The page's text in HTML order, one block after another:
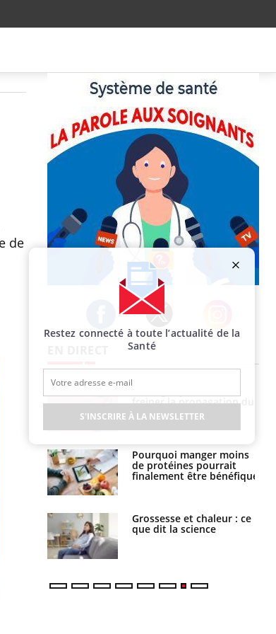
de
Facebook Twitter Instagram
profile-t-
?
de
?
freiner la propagation du
cancer ?
Pourquoi manger moins
de protéines pourrait
finalement être bénéfique
Grossesse et chaleur : ce
que dit la science
Restez connecté à toute l’actualité de la
Santé
S'INSCRIRE À LA NEWSLETTER